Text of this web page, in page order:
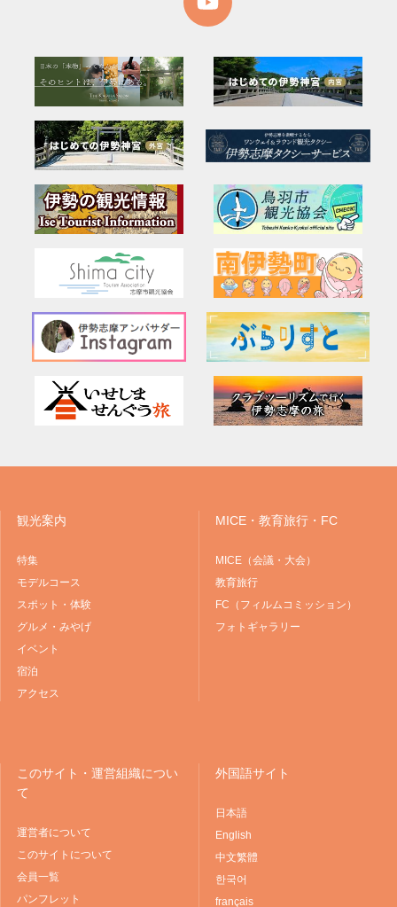
観光案内
特集
モデルコース
スポット・体験
グルメ・みやげ
イベント
宿泊
アクセス
MICE・教育旅行・FC
MICE（会議・大会）
教育旅行
FC（フィルムコミッション）
フォトギャラリー
このサイト・運営組織につい
て
運営者について
このサイトについて
会員一覧
パンフレット
外国語サイト
日本語
English
中文繁體
한국어
français